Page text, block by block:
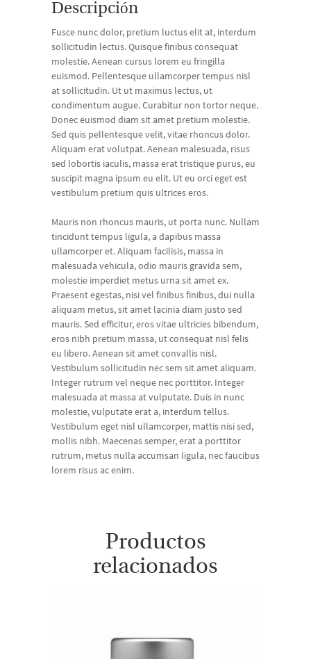
Descripción
Fusce nunc dolor, pretium luctus elit at, interdum
sollicitudin lectus. Quisque finibus consequat
molestie. Aenean cursus lorem eu fringilla
euismod. Pellentesque ullamcorper tempus nisl
at sollicitudin. Ut ut maximus lectus, ut
condimentum augue. Curabitur non tortor neque.
Donec euismod diam sit amet pretium molestie.
Sed quis pellentesque velit, vitae rhoncus dolor.
Aliquam erat volutpat. Aenean malesuada, risus
sed lobortis iaculis, massa erat tristique purus, eu
suscipit magna ipsum eu elit. Ut eu orci eget est
vestibulum pretium quis ultrices eros.
Mauris non rhoncus mauris, ut porta nunc. Nullam
tincidunt tempus ligula, a dapibus massa
ullamcorper et. Aliquam facilisis, massa in
malesuada vehicula, odio mauris gravida sem,
molestie imperdiet metus urna sit amet ex.
Praesent egestas, nisi vel finibus finibus, dui nulla
aliquam metus, sit amet lacinia diam justo sed
mauris. Sed efficitur, eros vitae ultricies bibendum,
eros nibh pretium massa, ut consequat nisl felis
eu libero. Aenean sit amet convallis nisl.
Vestibulum sollicitudin nec sem sit amet aliquam.
Integer rutrum vel neque nec porttitor. Integer
malesuada at massa at vulputate. Duis in nunc
molestie, vulputate erat a, interdum tellus.
Vestibulum eget nisl ullamcorper, mattis nisi sed,
mollis nibh. Maecenas semper, erat a porttitor
rutrum, metus nulla accumsan ligula, nec faucibus
lorem risus ac enim.
Productos
relacionados